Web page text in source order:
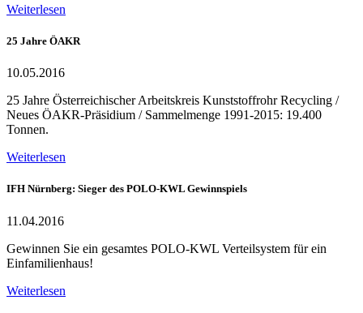
Weiterlesen
25 Jahre ÖAKR
10.05.2016
25 Jahre Österreichischer Arbeitskreis Kunststoffrohr Recycling /
Neues ÖAKR-Präsidium / Sammelmenge 1991-2015: 19.400
Tonnen.
Weiterlesen
IFH Nürnberg: Sieger des POLO-KWL Gewinnspiels
11.04.2016
Gewinnen Sie ein gesamtes POLO-KWL Verteilsystem für ein
Einfamilienhaus!
Weiterlesen